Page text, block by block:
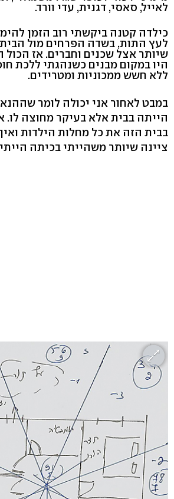
לאייל, סאסי, דגנית, עדי וורד.
כילדה קטנה ביקשתי רוב הזמן
לעץ התות, בשדה הפרחים מול
שיותר אצל שכנים וחברים. אז הכול
היו במקום מבנים כשנהגתי ללכת
ללא חשש ממכוניות ומטרידים.
במבט לאחור אני יכולה לומר
הייתה בבית אלא בעיקר מחוצה לו.
בבית הזה את כל מחלות הילדות
ציינה שיותר משהייתי בכיתה